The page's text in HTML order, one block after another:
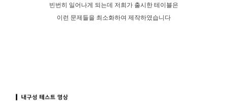
빈번히 일어나게 되는데 저희가 출시한 테이블은
이런 문제들을 최소화하여 제작하였습니다